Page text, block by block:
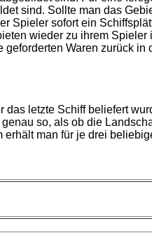
sind. Sollte man das
Spieler sofort ein
wieder zu ihrem Spieler
Waren zurück
letzte Schiff beliefert
so, als ob die
man für je drei